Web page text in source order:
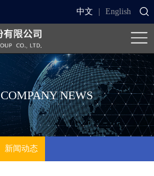
中文 English
COMPANY NEWS
新闻动态